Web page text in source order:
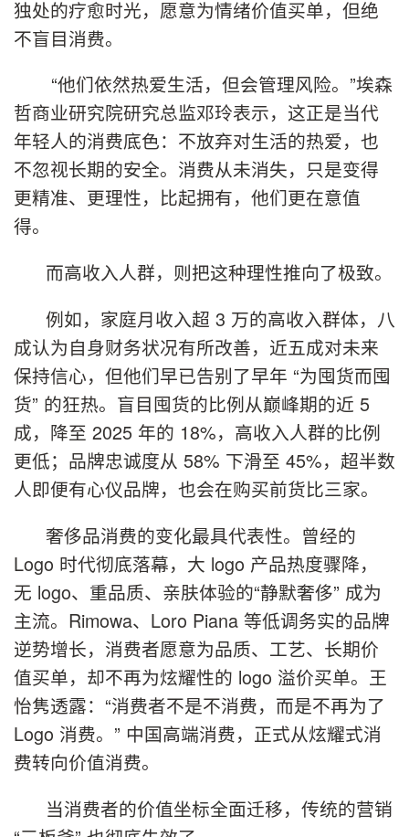
独处的疗愈时光，愿意为情绪价值买单，但绝
不盲目消费。
“他们依然热爱生活，但会管理风险。”埃森
哲商业研究院研究总监邓玲表示，这正是当代
年轻人的消费底色：不放弃对生活的热爱，也
不忽视长期的安全。消费从未消失，只是变得
更精准、更理性，比起拥有，他们更在意值
得。
而高收入人群，则把这种理性推向了极致。
例如，家庭月收入超 3 万的高收入群体，八
成认为自身财务状况有所改善，近五成对未来
保持信心，但他们早已告别了早年 “为囤货而囤
货” 的狂热。盲目囤货的比例从巅峰期的近 5
成，降至 2025 年的 18%，高收入人群的比例
更低；品牌忠诚度从 58% 下滑至 45%，超半数
人即便有心仪品牌，也会在购买前货比三家。
奢侈品消费的变化最具代表性。曾经的
Logo 时代彻底落幕，大 logo 产品热度骤降，
无 logo、重品质、亲肤体验的“静默奢侈” 成为
主流。Rimowa、Loro Piana 等低调务实的品牌
逆势增长，消费者愿意为品质、工艺、长期价
值买单，却不再为炫耀性的 logo 溢价买单。王
怡隽透露：“消费者不是不消费，而是不再为了
Logo 消费。” 中国高端消费，正式从炫耀式消
费转向价值消费。
当消费者的价值坐标全面迁移，传统的营销